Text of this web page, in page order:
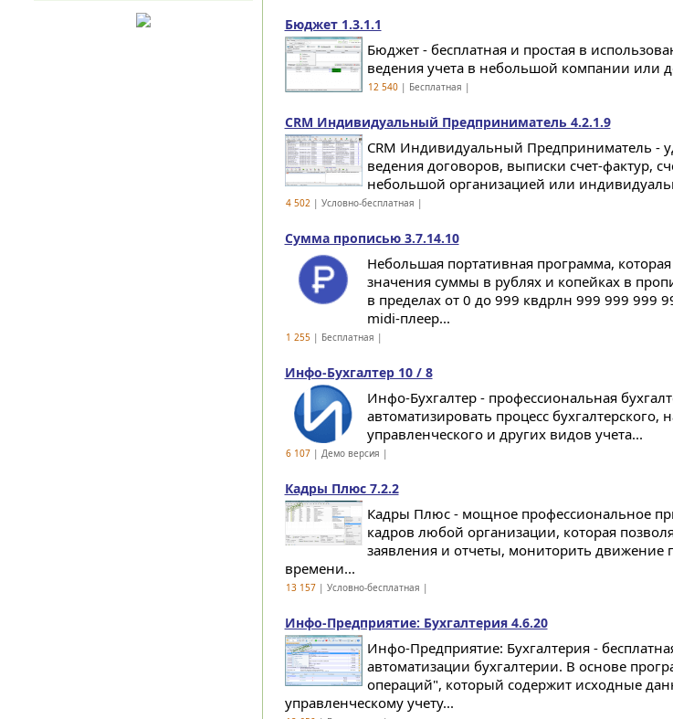
Бюджет 1.3.1.1
Бюджет - бесплатная и простая в
ведения учета в небольшой компании или
12 540| Бесплатная |
CRM Индивидуальный Предприниматель 4.2.1.9
CRM Индивидуальный Предприниматель -
ведения договоров, выписки счет-фактур,
небольшой организацией или
4 502| Условно-бесплатная |
Сумма прописью 3.7.14.10
Небольшая портативная программа,
значения суммы в рублях и копейках в
в пределах от 0 до 999 квдрлн 999 999 999
midi-плеер...
1 255| Бесплатная |
Инфо-Бухгалтер 10 / 8
Инфо-Бухгалтер - профессиональная
автоматизировать процесс бухгалтерского,
управленческого и других видов учета...
6 107| Демо версия |
Кадры Плюс 7.2.2
Кадры Плюс - мощное профессиональное
кадров любой организации, которая
заявления и отчеты, мониторить движение
времени...
13 157| Условно-бесплатная |
Инфо-Предприятие: Бухгалтерия 4.6.20
Инфо-Предприятие: Бухгалтерия -
автоматизации бухгалтерии. В основе
операций", который содержит исходные
управленческому учету...